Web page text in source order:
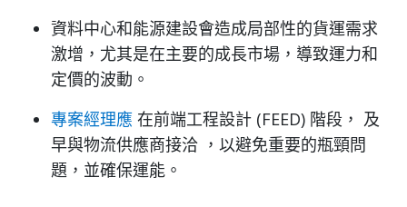
資料中心和能源建設會造成局部性的貨運需求
激增，尤其是在主要的成長市場，導致運力和
定價的波動。
專案經理應 在前端工程設計 (FEED) 階段， 及
早與物流供應商接洽 ，以避免重要的瓶頸問
題，並確保運能。